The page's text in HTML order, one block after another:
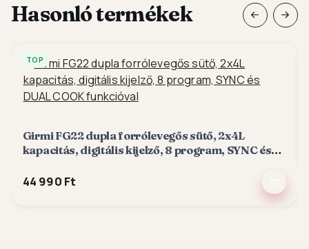
Hasonló termékek
TOP
Girmi FG22 dupla forrólevegős sütő, 2x4L
kapacitás, digitális kijelző, 8 program, SYNC és
44 990 Ft